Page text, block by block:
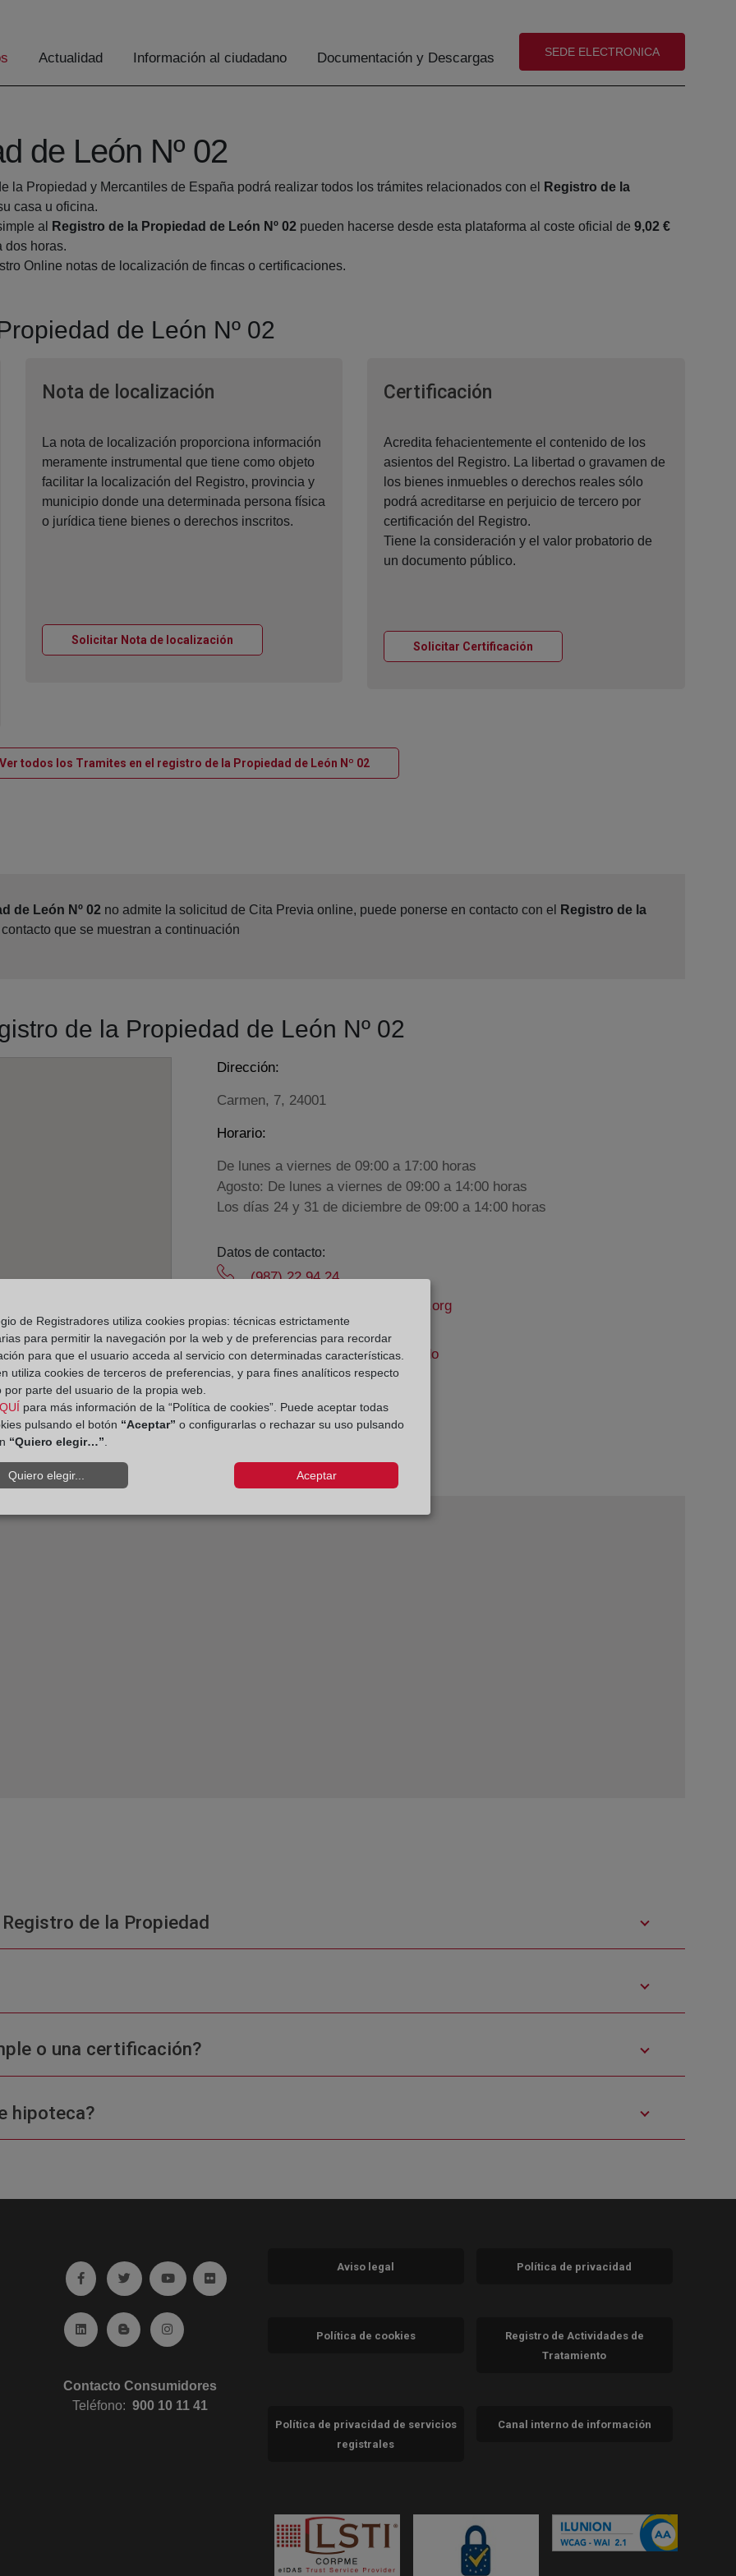
Actualidad Información al ciudadano Documentación y Descargas (abre en nueva ventana)
SEDE ELECTRONICA
de León Nº 02
la Propiedad y Mercantiles de España podrá realizar todos los trámites relacionados con el
Registro de la
casa u oficina.
al
Registro de la Propiedad de León Nº 02 pueden hacerse desde esta plataforma al coste oficial de 9,02 €
dos horas.
Online notas de localización de fincas o certificaciones.
de León Nº 02
Nota de localizaciónVentana nueva
La nota de localización proporciona información
meramente instrumental que tiene como objeto
facilitar la localización del Registro, provincia y
municipio donde una determinada persona física
o jurídica tiene bienes o derechos inscritos.
Solicitar Nota de localizaciónVentana nueva
Certificación
Acredita fehacientemente el contenido de los
asientos del Registro. La libertad o gravamen de
los bienes inmuebles o derechos reales sólo
podrá acreditarse en perjuicio de tercero por
certificación del Registro.
Tiene la consideración y el valor probatorio de
un documento público.
Solicitar Certificación
Ver todos los Tramites en el registro de la Propiedad de León Nº 02Ventana nueva
de León Nº 02 no admite la solicitud de Cita Previa online, puede ponerse en contacto con el
Registro de la
que se muestran a continuación
de la Propiedad de León Nº 02
Dirección:
Carmen, 7, 24001
Horario:
De lunes a viernes de 09:00 a 17:00 horas
Agosto: De lunes a viernes de 09:00 a 14:00 horas
Los días 24 y 31 de diciembre de 09:00 a 14:00 horas
Datos de contacto:
(987) 22 94 24
leon2@registrodelapropiedad.org
Datos del Registrador:
José Miguel Tabarés Cuadrado
Delegado de Protección de Datos:
dpo@corpme.es
el distrito hipotecario
de la Propiedad
o una certificación?
hipoteca?
Ir a facebook (abre en ventana nueva)
Ir a twitter (abre en ventana nueva)
Ir a YouTube (abre en ventana nueva)
Ir a Flickr (abre en ventana nueva)
Ir a Linkedin (abre en ventana nueva)
Ir al Blog (abre en ventana nueva)
Ir a Instagram (abre en ventana nueva)
Contacto Consumidores
Teléfono:900 10 11 41
Aviso legal Política de privacidad
Política de cookies
Registro de Actividades de
Tratamiento
Política de privacidad de servicios
registrales
Canal interno de información
de Registradores utiliza cookies propias: técnicas estrictamente
para permitir la navegación por la web y de preferencias para recordar
para que el usuario acceda al servicio con determinadas características.
utiliza cookies de terceros de preferencias, y para fines analíticos respecto
por parte del usuario de la propia web.
para más información de la “Política de cookies”. Puede aceptar todas
pulsando el botón “Aceptar” o configurarlas o rechazar su uso pulsando
“Quiero elegir…”.
Quiero elegir... Aceptar